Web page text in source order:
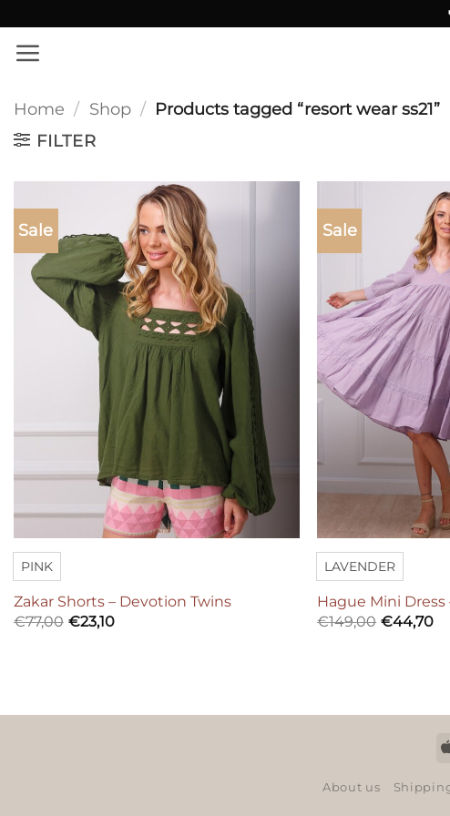
content
Home / Shop / Products tagged “resort wear ss21”
FILTER
Sale
PINK
Zakar Shorts – Devotion Twins
€77,00 €23,10
Sale
LAVENDER
Hague Mini
€149,00 €44,70
About us